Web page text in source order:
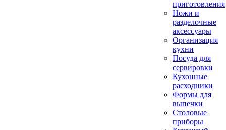
приготовления
Ножи и
разделочные
аксессуары
Организация
кухни
Посуда для
сервировки
Кухонные
расходники
Формы для
выпечки
Столовые
приборы